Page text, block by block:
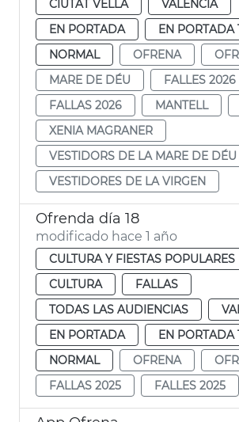
CIUTAT VELLA
VALENCIA
EN PORTADA
EN PORTADA
NORMAL
OFRENA
MARE DE DÉU
FALLES 2026
FALLAS 2026
MANTELL
XENIA MAGRANER
VESTIDORS DE LA MARE DE DÉU
VESTIDORES DE LA VIRGEN
Ofrenda día 18
modificado hace 1 año
CULTURA Y FIESTAS POPULARES
CULTURA
FALLAS
TODAS LAS AUDIENCIAS
EN PORTADA
EN PORTADA
NORMAL
OFRENA
FALLAS 2025
FALLES 2025